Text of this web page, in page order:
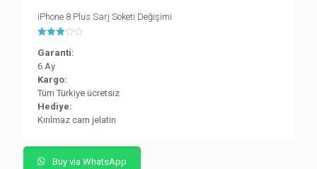
iPhone 8 Plus Sarj Soketi Değişimi
üzerinden
oy aldı
Garanti:
6 Ay
Kargo:
Tüm Türkiye ücretsiz
Hediye:
Kırılmaz cam jelatin
Buy via WhatsApp